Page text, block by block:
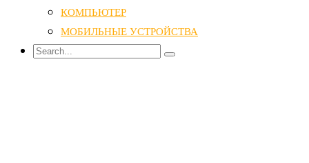
КОМПЬЮТЕР
МОБИЛЬНЫЕ УСТРОЙСТВА